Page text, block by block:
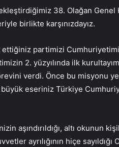
38. Olağan Genel
birlikte karşınızdayız.
partimizi
2. yüzyılında ilk
verdi. Önce bu misyonu
büyük eseriniz Türkiye
aşındırıldığı, altı okunun
ayrılığının hiçe